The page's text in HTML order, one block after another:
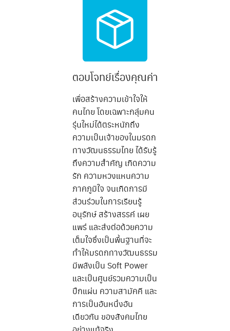
ตอบโจทย์เรื่องคุณค่า
เพื่อสร้างความเข้าใจให้
คนไทย โดยเฉพาะกลุ่มคน
รุ่นใหม่ได้ตระหนักถึง
ความเป็นเจ้าของในมรดก
ทางวัฒนธรรมไทย ได้รับรู้
ถึงความสำคัญ เกิดความ
รัก ความหวงแหนความ
ภาคภูมิใจ จนเกิดการมี
ส่วนร่วมในการเรียนรู้
อนุรักษ์ สร้างสรรค์ เผย
แพร่ และส่งต่อด้วยความ
เต็มใจซึ่งเป็นพื้นฐานที่จะ
ทำให้มรดกทางวัฒนธรรม
มีพลังเป็น Soft Power
และเป็นศูนย์รวมความเป็น
ปึกแผ่น ความสามัคคี และ
การเป็นอันหนึ่งอัน
เดียวกัน ของสังคมไทย